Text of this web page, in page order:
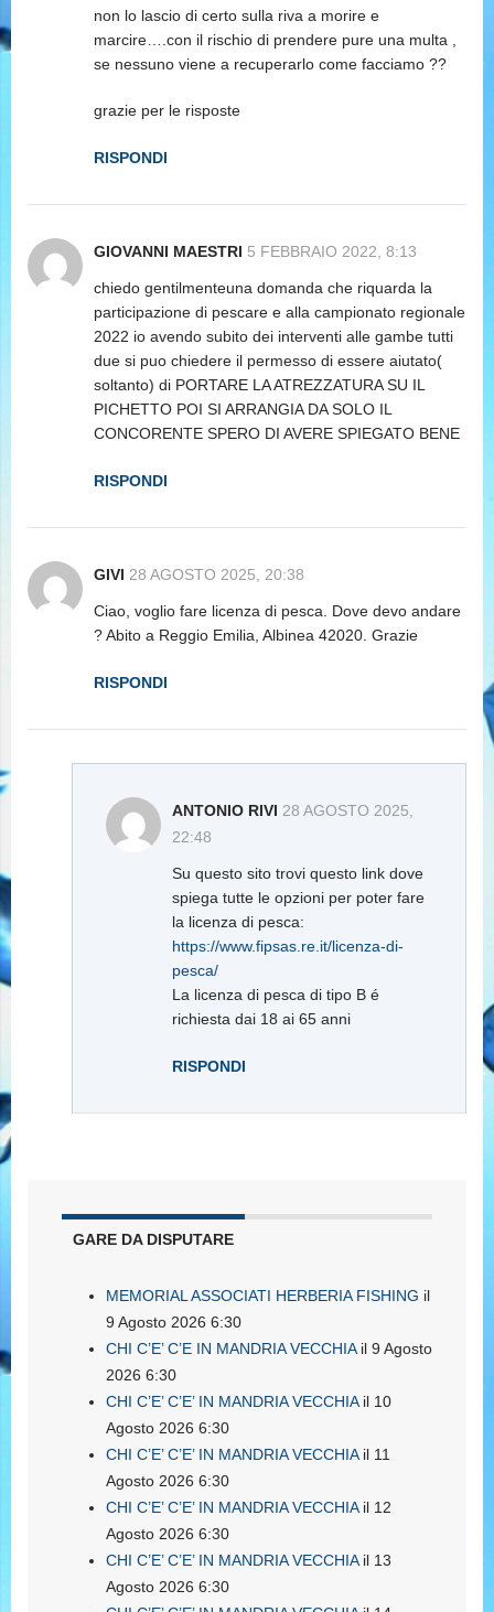
non lo lascio di certo sulla riva a morire e
marcire….con il rischio di prendere pure una multa ,
se nessuno viene a recuperarlo come facciamo ??
grazie per le risposte
RISPONDI
GIOVANNI MAESTRI 5 FEBBRAIO 2022, 8:13
chiedo gentilmenteuna domanda che riquarda la
participazione di pescare e alla campionato regionale
2022 io avendo subito dei interventi alle gambe tutti
due si puo chiedere il permesso di essere aiutato(
soltanto) di PORTARE LA ATREZZATURA SU IL
PICHETTO POI SI ARRANGIA DA SOLO IL
CONCORENTE SPERO DI AVERE SPIEGATO BENE
RISPONDI
GIVI 28 AGOSTO 2025, 20:38
Ciao, voglio fare licenza di pesca. Dove devo andare
? Abito a Reggio Emilia, Albinea 42020. Grazie
RISPONDI
ANTONIO RIVI 28 AGOSTO 2025,
22:48
Su questo sito trovi questo link dove
spiega tutte le opzioni per poter fare
la licenza di pesca:
https://www.fipsas.re.it/licenza-di-
pesca/
La licenza di pesca di tipo B é
richiesta dai 18 ai 65 anni
RISPONDI
GARE DA DISPUTARE
MEMORIAL ASSOCIATI HERBERIA FISHING il
9 Agosto 2026 6:30
CHI C’E’ C’E IN MANDRIA VECCHIAil 9 Agosto
2026 6:30
CHI C’E’ C’E’ IN MANDRIA VECCHIAil 10
Agosto 2026 6:30
CHI C’E’ C’E’ IN MANDRIA VECCHIAil 11
Agosto 2026 6:30
CHI C’E’ C’E’ IN MANDRIA VECCHIAil 12
Agosto 2026 6:30
CHI C’E’ C’E’ IN MANDRIA VECCHIAil 13
Agosto 2026 6:30